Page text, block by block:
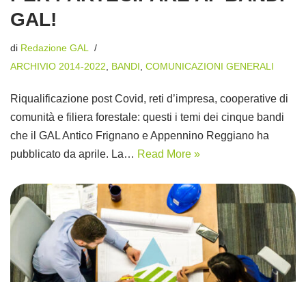
GAL!
di Redazione GAL
ARCHIVIO 2014-2022, BANDI, COMUNICAZIONI GENERALI
Riqualificazione post Covid, reti d’impresa, cooperative di
comunità e filiera forestale: questi i temi dei cinque bandi
che il GAL Antico Frignano e Appennino Reggiano ha
pubblicato da aprile. La… Read More »